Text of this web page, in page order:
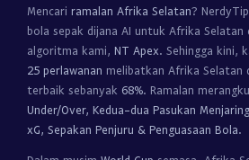
Mencari ramalan Afrika Selatan?
bola sepak dijana AI untuk Afrika Selatan
algoritma kami, NT Apex. Sehingga kini,
25 perlawanan melibatkan Afrika Selatan
terbaik sebanyak 68%. Ramalan
Under/Over, Kedua-dua Pasukan
xG, Sepakan Penjuru & Penguasaan Bola.